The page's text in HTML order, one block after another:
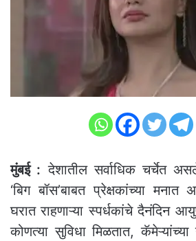
मुंबई : देशातील सर्वाधिक चर्चेत
‘बिग बॉस’बाबत प्रेक्षकांच्या
घरात राहणाऱ्या स्पर्धकांचे दैनंदिन
कोणत्या सुविधा मिळतात,